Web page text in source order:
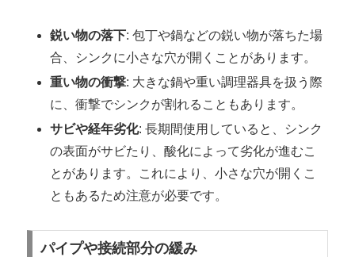
鋭い物の落下: 包丁や鍋などの鋭い物が落ちた場
合、シンクに小さな穴が開くことがあります。
重い物の衝撃: 大きな鍋や重い調理器具を扱う際
に、衝撃でシンクが割れることもあります。
サビや経年劣化: 長期間使用していると、シンク
の表面がサビたり、酸化によって劣化が進むこ
とがあります。これにより、小さな穴が開くこ
ともあるため注意が必要です。
パイプや接続部分の緩み